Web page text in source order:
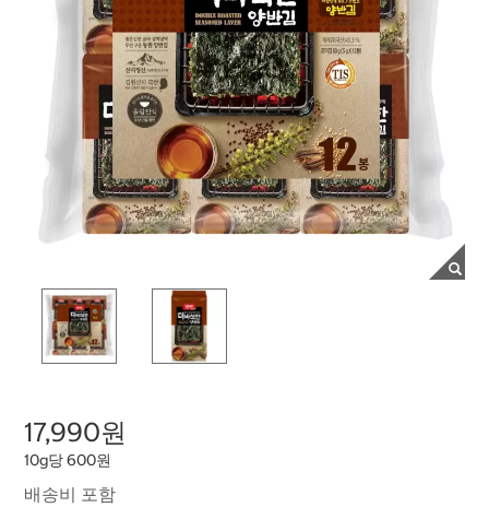
17,990원
10g당 600원
배송비 포함